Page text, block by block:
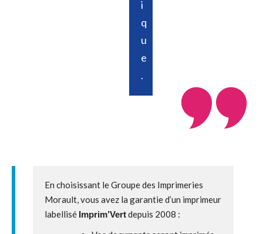
i
q
u
e
.
En choisissant le Groupe des Imprimeries
Morault, vous avez la garantie d’un imprimeur
labellisé Imprim’Vertdepuis 2008 :